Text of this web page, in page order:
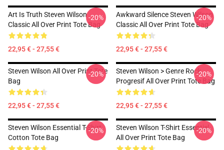
Art Is Truth Steven Wilson
Classic All Over Print Tote Bag
22,95 € - 27,55 €
-20%
Awkward Silence Steven Wilson
Classic All Over Print Tote Bag
22,95 € - 27,55 €
-20%
Steven Wilson All Over Print Tote
Bag
22,95 € - 27,55 €
-20%
Steven Wilson > Genre Rock
Progresif All Over Print Tote Bag
22,95 € - 27,55 €
-20%
Steven Wilson Essential T-Shirt
Cotton Tote Bag
-20%
Steven Wilson T-Shirt Essentiel
All Over Print Tote Bag
-20%